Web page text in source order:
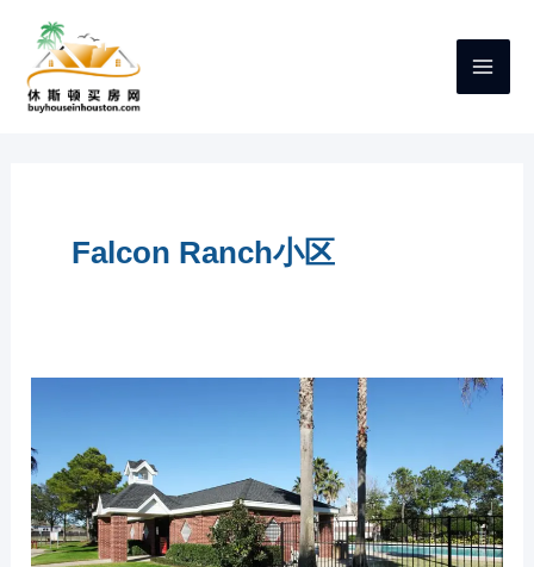
Falcon Ranch小区
休
小
区
推
荐：
FALCON
RANCH